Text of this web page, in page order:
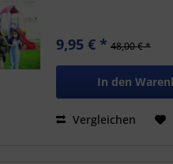
9,95 € * 48,00 € *
In den
Vergleichen